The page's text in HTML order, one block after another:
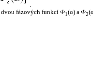
,
fázových funkcí Φ1(α) a Φ2(